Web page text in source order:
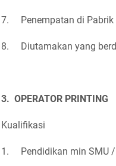
7. Penempatan di Pabrik
8. Diutamakan yang
3. OPERATOR PRINTING
Kualifikasi
1. Pendidikan min SMU /